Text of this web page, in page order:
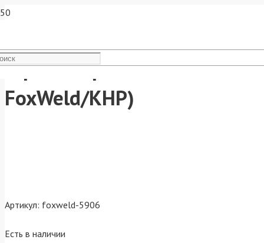
Горелка кровельная
FoxWeld/КНР)
Артикул: foxweld-5906
Есть в наличии